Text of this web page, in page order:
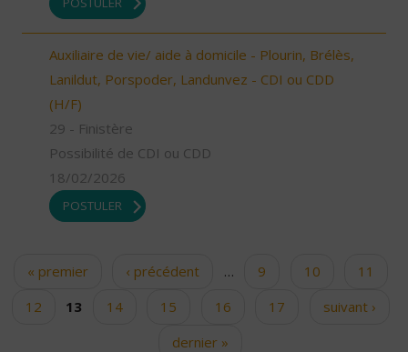
Auxiliaire de vie/ aide à domicile - Plourin, Brélès,
Lanildut, Porspoder, Landunvez - CDI ou CDD
(H/F)
29 - Finistère
Possibilité de CDI ou CDD
18/02/2026
POSTULER
Pages
« premier ‹ précédent … 9 10
11
12
13 14 15 16 17
suivant ›
dernier »